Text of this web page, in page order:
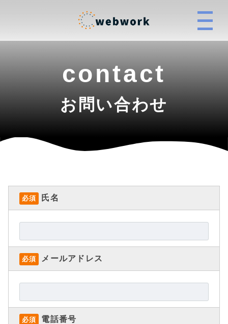
contact
お問い合わせ
必須 氏名
必須 メールアドレス
必須 電話番号